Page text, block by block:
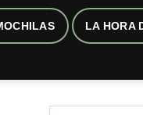
LA HORA